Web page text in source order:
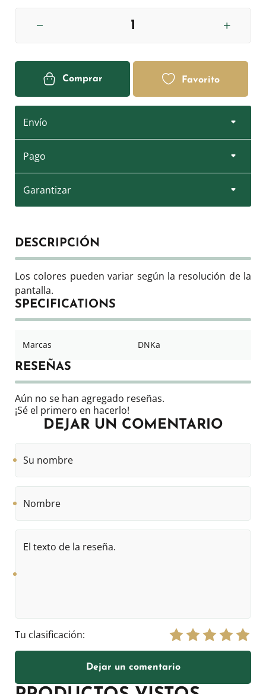
Comprar Favorito
Envío
Pago
Garantizar
DESCRIPCIÓN
Los colores pueden variar según la resolución de la
pantalla.
SPECIFICATIONS
Marcas DNKa
RESEÑAS
Aún no se han agregado reseñas.
¡Sé el primero en hacerlo!
DEJAR UN COMENTARIO
nombre
texto
la
Tu clasificación:
Dejar un comentario